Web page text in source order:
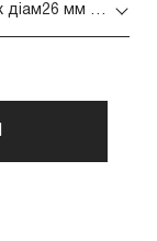
Блиск для губ у рефілах діам26 мм (24)